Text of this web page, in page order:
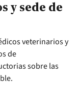
y sede de
veterinarios y
de
sobre las